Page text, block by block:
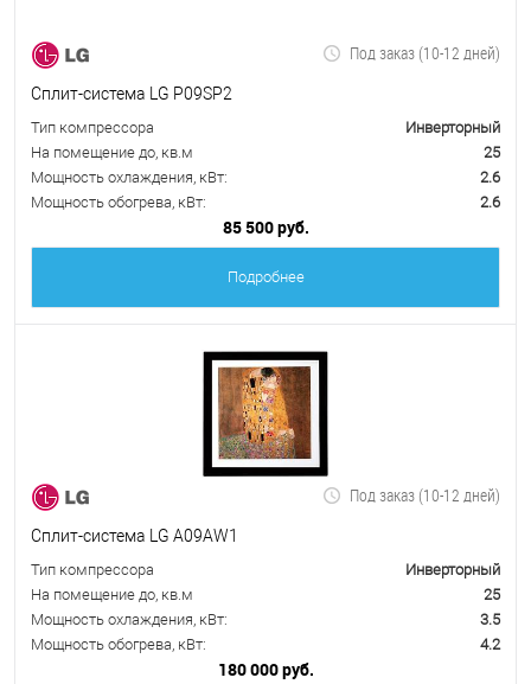
Под заказ (10-12 дней)
Сплит-система LG P09SP2
Тип компрессора
Инверторный
На помещение до, кв.м
25
Мощность охлаждения, кВт:
2.6
Мощность обогрева, кВт:
2.6
85 500 руб.
Подробнее
Под заказ (10-12 дней)
Сплит-система LG A09AW1
Тип компрессора
Инверторный
На помещение до, кв.м
25
Мощность охлаждения, кВт:
3.5
Мощность обогрева, кВт:
4.2
180 000 руб.